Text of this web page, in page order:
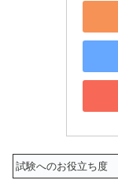
試験へのお役立ち度